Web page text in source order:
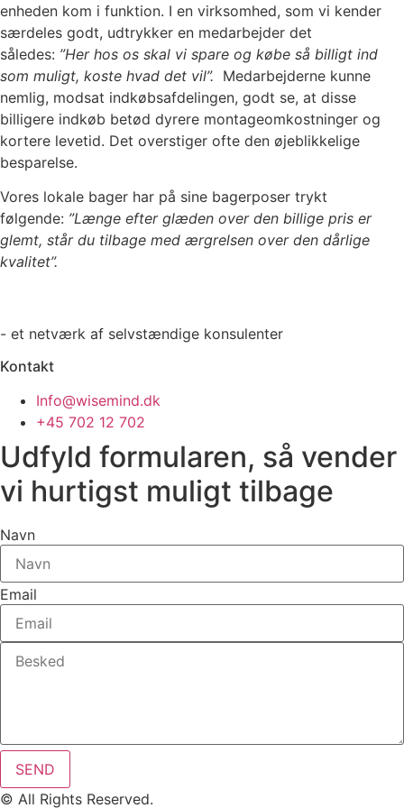
enheden kom i funktion. I en virksomhed, som vi kender
særdeles godt, udtrykker en medarbejder det
således: ”Her hos os skal vi spare og købe så billigt ind
som muligt, koste hvad det vil”. Medarbejderne kunne
nemlig, modsat indkøbsafdelingen, godt se, at disse
billigere indkøb betød dyrere montageomkostninger og
kortere levetid. Det overstiger ofte den øjeblikkelige
besparelse.
Vores lokale bager har på sine bagerposer trykt
følgende: ”Længe efter glæden over den billige pris er
glemt, står du tilbage med ærgrelsen over den dårlige
kvalitet”.
- et netværk af selvstændige konsulenter
Kontakt
Info@wisemind.dk
+45 702 12 702
Udfyld formularen, så vender
vi hurtigst muligt tilbage
Navn
Email
SEND
© All Rights Reserved.